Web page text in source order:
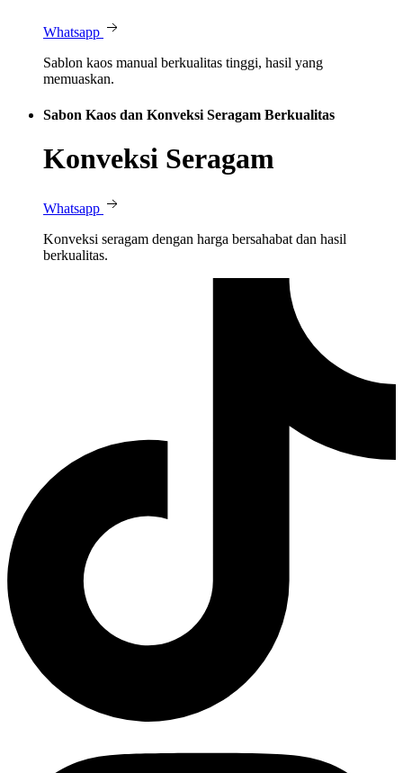
Whatsapp
Sablon kaos manual berkualitas tinggi, hasil yang
memuaskan.
Sabon Kaos dan Konveksi Seragam Berkualitas
Konveksi Seragam
Whatsapp
Konveksi seragam dengan harga bersahabat dan hasil
berkualitas.